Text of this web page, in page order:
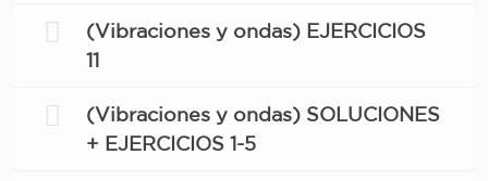
(Vibraciones y ondas) EJERCICIOS
11
(Vibraciones y ondas) SOLUCIONES
+ EJERCICIOS 1-5